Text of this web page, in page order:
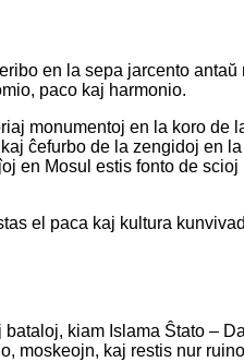
en la sepa jarcento
paco kaj harmonio.
monumentoj en la koro
ĉefurbo de la zengidoj en
en Mosul estis fonto de
el paca kaj kultura
kiam Islama Ŝtato –
moskeojn, kaj restis nur